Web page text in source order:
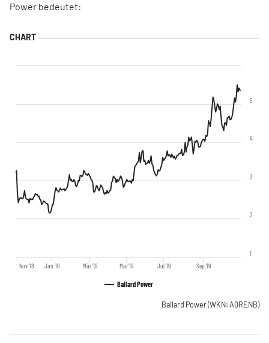
Power bedeutet:
Ballard Power
Nov '18 Jan '19 Mär '19 Mai '19 Jul '19 Sep '19
1
2
3
4
5
Ballard Power(WKN: A0RENB)